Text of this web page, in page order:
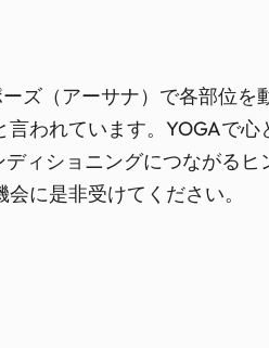
ズ（アーサナ）で各部位
われています。YOGAで
ィショニングにつながる
に是非受けてください。